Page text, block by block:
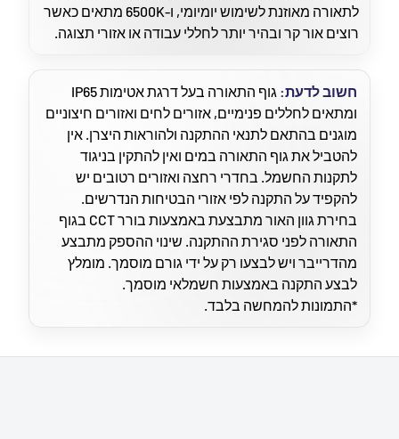
לתאורה מאוזנת לשימוש יומיומי, ו-6500K מתאים כאשר
רוצים אור קר ובהיר יותר לחללי עבודה או אזורי תצוגה.
חשוב לדעת:
גוף התאורה בעל דרגת אטימות IP65
ומתאים לחללים פנימיים, אזורים לחים ואזורים חיצוניים
מוגנים בהתאם לתנאי ההתקנה ולהוראות היצרן. אין
להטביל את גוף התאורה במים ואין להתקין בניגוד
לתקנות החשמל. בחדרי רחצה ואזורים רטובים יש
להקפיד על התקנה לפי אזורי הבטיחות הנדרשים.
בחירת גוון האור מתבצעת באמצעות בורר CCT בגוף
התאורה לפני סגירת ההתקנה. שינוי ההספק מתבצע
מהדרייבר ויש לבצעו רק על ידי גורם מוסמך. מומלץ
לבצע התקנה באמצעות חשמלאי מוסמך.
*התמונות להמחשה בלבד.